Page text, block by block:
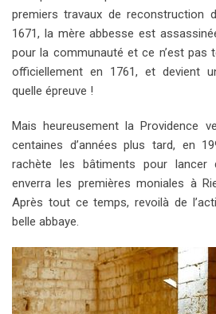
premiers travaux de
1671, la mère abbesse est
pour la communauté et ce n’est pas
officiellement en 1761, et devient
quelle épreuve !
Mais heureusement la Providence
centaines d’années plus tard, en
rachète les bâtiments pour lancer
enverra les premières moniales à
Après tout ce temps, revoilà de
belle abbaye.